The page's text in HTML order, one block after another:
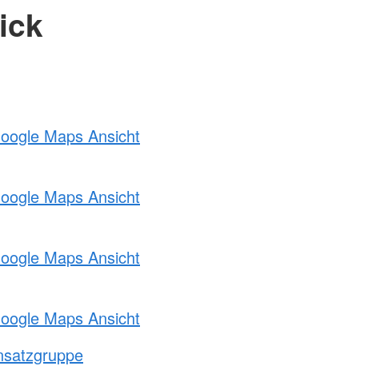
Maps Ansicht
Maps Ansicht
Maps Ansicht
Maps Ansicht